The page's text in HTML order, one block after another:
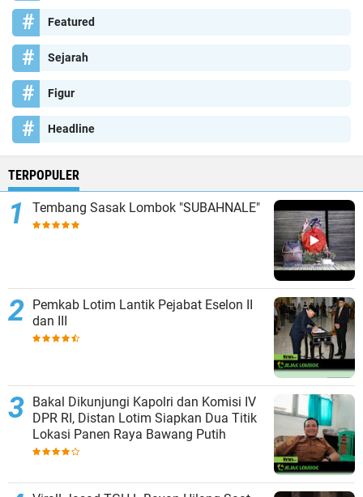
Featured
Sejarah
Figur
Headline
TERPOPULER
Tembang Sasak Lombok "SUBAHNALE"
Pemkab Lotim Lantik Pejabat Eselon II
dan III
Bakal Dikunjungi Kapolri dan Komisi IV
DPR RI, Distan Lotim Siapkan Dua Titik
Lokasi Panen Raya Bawang Putih